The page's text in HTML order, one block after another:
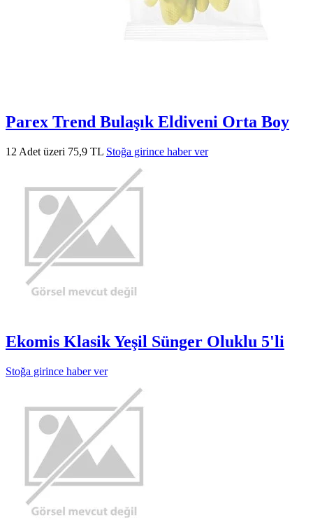
Parex Trend Bulaşık Eldiveni Orta Boy
12 Adet üzeri 75,9 TL Stoğa girince haber ver
Ekomis Klasik Yeşil Sünger Oluklu 5'li
Stoğa girince haber ver